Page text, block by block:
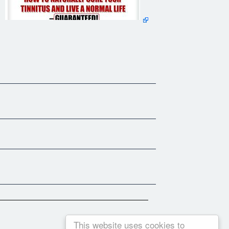
This website uses cookies to